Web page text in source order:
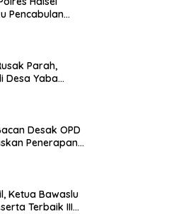
Pencabulan
Parah,
Desa Yaba
Desak OPD
Penerapan
Ketua Bawaslu
Terbaik III